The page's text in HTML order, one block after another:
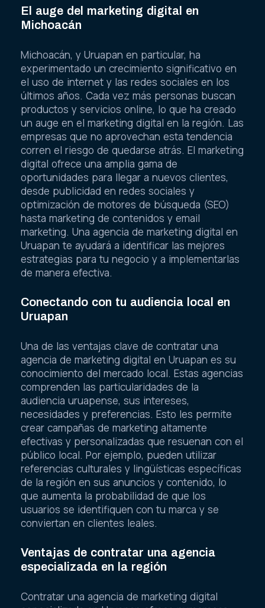
El auge del marketing digital en
Michoacán
Michoacán, y Uruapan en particular, ha
experimentado un crecimiento significativo en
el uso de internet y las redes sociales en los
últimos años. Cada vez más personas buscan
productos y servicios online, lo que ha creado
un auge en el marketing digital en la región. Las
empresas que no aprovechan esta tendencia
corren el riesgo de quedarse atrás. El marketing
digital ofrece una amplia gama de
oportunidades para llegar a nuevos clientes,
desde publicidad en redes sociales y
optimización de motores de búsqueda (SEO)
hasta marketing de contenidos y email
marketing. Una agencia de marketing digital en
Uruapan te ayudará a identificar las mejores
estrategias para tu negocio y a implementarlas
de manera efectiva.
Conectando con tu audiencia local en
Uruapan
Una de las ventajas clave de contratar una
agencia de marketing digital en Uruapan es su
conocimiento del mercado local. Estas agencias
comprenden las particularidades de la
audiencia uruapense, sus intereses,
necesidades y preferencias. Esto les permite
crear campañas de marketing altamente
efectivas y personalizadas que resuenan con el
público local. Por ejemplo, pueden utilizar
referencias culturales y lingüísticas específicas
de la región en sus anuncios y contenido, lo
que aumenta la probabilidad de que los
usuarios se identifiquen con tu marca y se
conviertan en clientes leales.
Ventajas de contratar una agencia
especializada en la región
Contratar una agencia de marketing digital